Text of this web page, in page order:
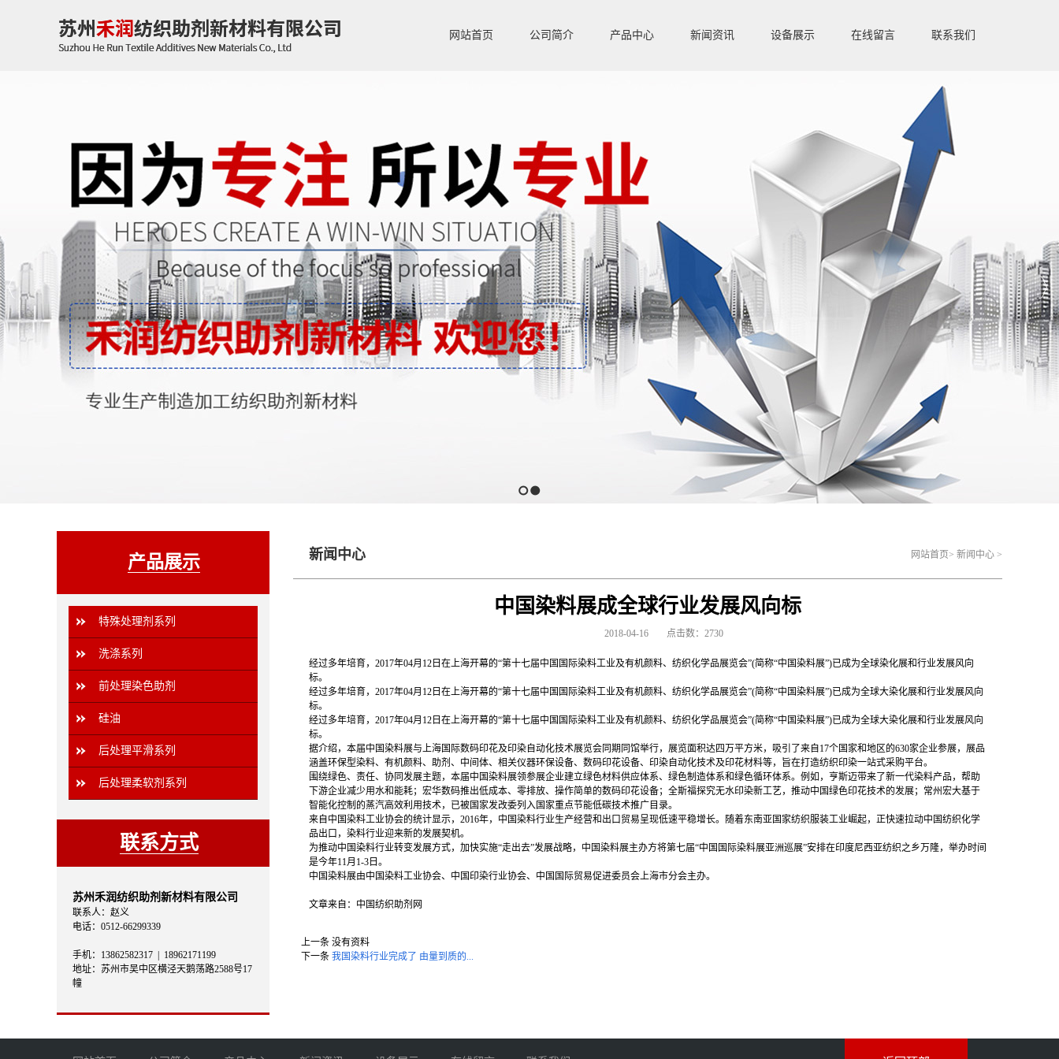
网站首页 公司简介 产品中心 新闻资讯 设备展示 在线留言 联系我们
产品展示
特殊处理剂系列
洗涤系列
前处理染色助剂
硅油
后处理平滑系列
后处理柔软剂系列
联系方式
苏州禾润纺织助剂新材料有限公司
联系人：赵义
电话：0512-66299339
手机：13862582317 | 18962171199
地址：苏州市吴中区横泾天鹅荡路2588号17
幢
新闻中心 网站首页> 新闻中心 >
中国染料展成全球行业发展风向标
2018-04-16 点击数：2730
经过多年培育，2017年04月12日在上海开幕的“第十七届中国国际染料工业及有机颜料、纺织化学品展览会”(简称“中国染料展”)已成为全球染化展和行业发展风向
标。
经过多年培育，2017年04月12日在上海开幕的“第十七届中国国际染料工业及有机颜料、纺织化学品展览会”(简称“中国染料展”)已成为全球大染化展和行业发展风向
标。
经过多年培育，2017年04月12日在上海开幕的“第十七届中国国际染料工业及有机颜料、纺织化学品展览会”(简称“中国染料展”)已成为全球大染化展和行业发展风向
标。
据介绍，本届中国染料展与上海国际数码印花及印染自动化技术展览会同期同馆举行，展览面积达四万平方米，吸引了来自17个国家和地区的630家企业参展，展品
涵盖环保型染料、有机颜料、助剂、中间体、相关仪器环保设备、数码印花设备、印染自动化技术及印花材料等，旨在打造纺织印染一站式采购平台。
围绕绿色、责任、协同发展主题，本届中国染料展领参展企业建立绿色材料供应体系、绿色制造体系和绿色循环体系。例如，亨斯迈带来了新一代染料产品，帮助
下游企业减少用水和能耗；宏华数码推出低成本、零排放、操作简单的数码印花设备；全斯福探究无水印染新工艺，推动中国绿色印花技术的发展；常州宏大基于
智能化控制的蒸汽高效利用技术，已被国家发改委列入国家重点节能低碳技术推广目录。
来自中国染料工业协会的统计显示，2016年，中国染料行业生产经营和出口贸易呈现低速平稳增长。随着东南亚国家纺织服装工业崛起，正快速拉动中国纺织化学
品出口，染料行业迎来新的发展契机。
为推动中国染料行业转变发展方式，加快实施“走出去”发展战略，中国染料展主办方将第七届“中国国际染料展亚洲巡展”安排在印度尼西亚纺织之乡万隆，举办时间
是今年11月1-3日。
中国染料展由中国染料工业协会、中国印染行业协会、中国国际贸易促进委员会上海市分会主办。
文章来自：中国纺织助剂网
上一条 没有资料
下一条 我国染料行业完成了 由量到质的...